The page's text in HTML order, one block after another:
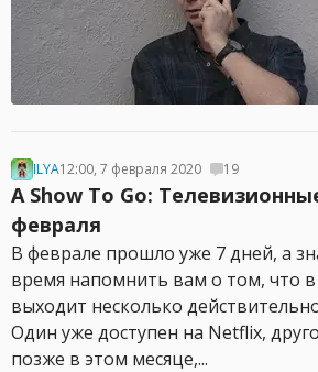
ILYA12:00, 7 февраля 2020 19
A Show To Go:
февраля
В феврале прошло уже 7 дней, а
время напомнить вам о том, что
выходит несколько
Один уже доступен на Netflix,
позже в этом месяце,...